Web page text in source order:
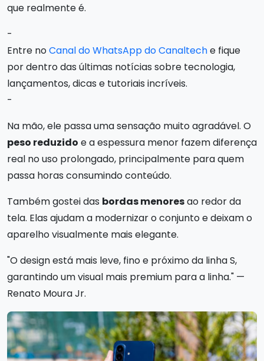
que realmente é.
-
Entre noCanal do WhatsApp do Canalteche fique
por dentro das últimas notícias sobre tecnologia,
lançamentos, dicas e tutoriais incríveis.
-
Na mão, ele passa uma sensação muito agradável. O
peso reduzido e a espessura menor fazem diferença
real no uso prolongado, principalmente para quem
passa horas consumindo conteúdo.
Também gostei das bordas menoresao redor da
tela. Elas ajudam a modernizar o conjunto e deixam o
aparelho visualmente mais elegante.
"O design está mais leve, fino e próximo da linha S,
garantindo um visual mais premium para a linha." —
Renato Moura Jr.